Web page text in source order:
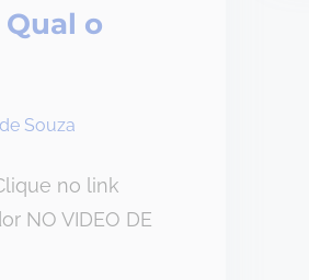
Qual o
Souza
no link
NO VIDEO DE